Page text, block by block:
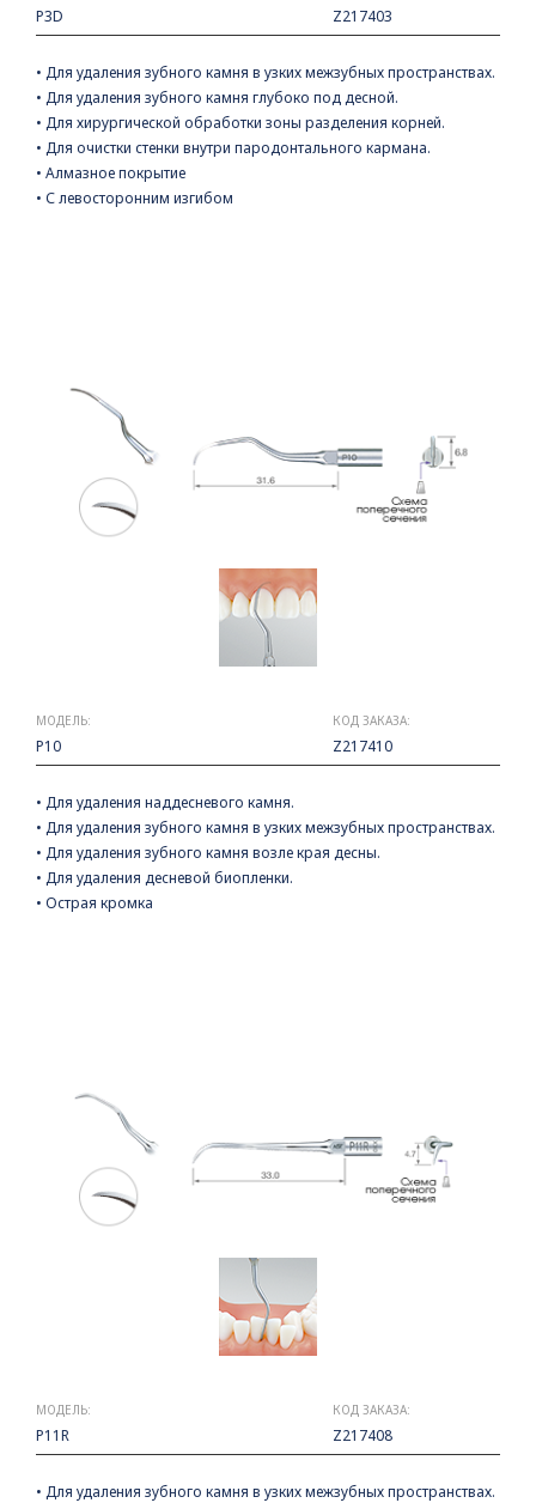
P3D Z217403
• Для удаления зубного камня в узких межзубных пространствах.
• Для удаления зубного камня глубоко под десной.
• Для хирургической обработки зоны разделения корней.
• Для очистки стенки внутри пародонтального кармана.
• Алмазное покрытие
• С левосторонним изгибом
МОДЕЛЬ:
P10
КОД ЗАКАЗА:
Z217410
• Для удаления наддесневого камня.
• Для удаления зубного камня в узких межзубных пространствах.
• Для удаления зубного камня возле края десны.
• Для удаления десневой биопленки.
• Острая кромка
МОДЕЛЬ:
P11R
КОД ЗАКАЗА:
Z217408
• Для удаления зубного камня в узких межзубных пространствах.